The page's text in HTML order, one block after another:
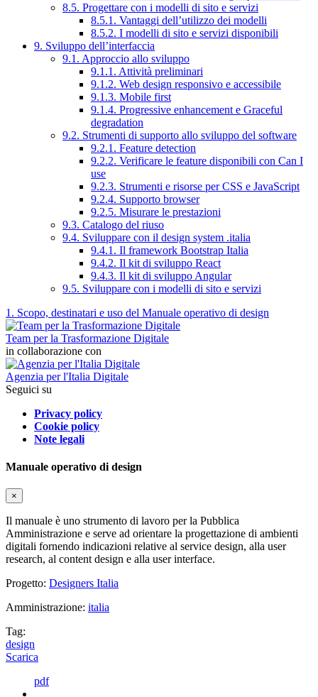
8.5. Progettare con i modelli di sito e servizi
8.5.1. Vantaggi dell’utilizzo dei modelli
8.5.2. I modelli di sito e servizi disponibili
9. Sviluppo dell’interfaccia
9.1. Approccio allo sviluppo
9.1.1. Attività preliminari
9.1.2. Web design responsivo e accessibile
9.1.3. Mobile first
9.1.4. Progressive enhancement e Graceful
degradation
9.2. Strumenti di supporto allo sviluppo del software
9.2.1. Feature detection
9.2.2. Verificare le feature disponibili con Can I
use
9.2.3. Strumenti e risorse per CSS e JavaScript
9.2.4. Supporto browser
9.2.5. Misurare le prestazioni
9.3. Catalogo del riuso
9.4. Sviluppare con il design system .italia
9.4.1. Il framework Bootstrap Italia
9.4.2. Il kit di sviluppo React
9.4.3. Il kit di sviluppo Angular
9.5. Sviluppare con i modelli di sito e servizi
1. Scopo, destinatari e uso del Manuale operativo di design
Team per la Trasformazione Digitale
in collaborazione con
Agenzia per l'Italia Digitale
Seguici su
Privacy policy
Cookie policy
Note legali
Manuale operativo di design
×
Il manuale è uno strumento di lavoro per la Pubblica
Amministrazione e serve ad orientare la progettazione di ambienti
digitali fornendo indicazioni relative al service design, alla user
research, al content design e alla user interface.
Progetto: Designers Italia
Amministrazione: italia
Tag:
design
Scarica
pdf